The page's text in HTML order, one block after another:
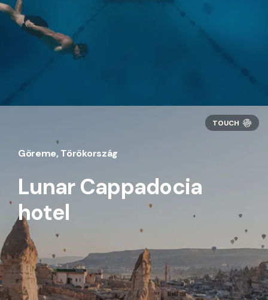
Göreme, Törökország
Lunar Cappadocia
hotel